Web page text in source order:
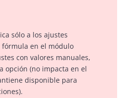
sólo a los ajustes
en el módulo
con valores manuales,
opción (no impacta en el
disponible para